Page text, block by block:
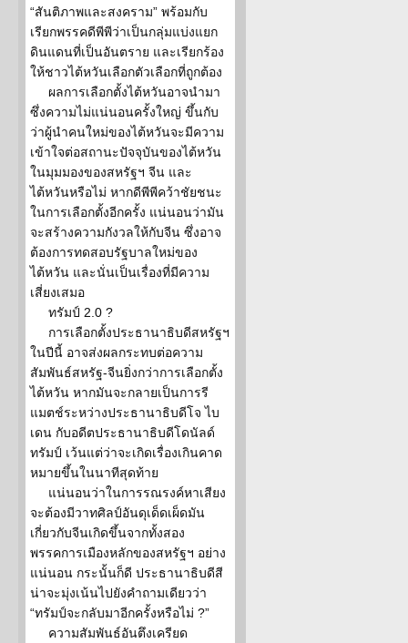
“สันติภาพและสงคราม” พร้อมกับ
เรียกพรรคดีพีพีว่าเป็นกลุ่มแบ่งแยก
ดินแดนที่เป็นอันตราย และเรียกร้อง
ให้ชาวไต้หวันเลือกตัวเลือกที่ถูกต้อง
ผลการเลือกตั้งไต้หวันอาจนำมา
ซึ่งความไม่แน่นอนครั้งใหญ่ ขึ้นกับ
ว่าผู้นำคนใหม่ของไต้หวันจะมีความ
เข้าใจต่อสถานะปัจจุบันของไต้หวัน
ในมุมมองของสหรัฐฯ จีน และ
ไต้หวันหรือไม่ หากดีพีพีคว้าชัยชนะ
ในการเลือกตั้งอีกครั้ง แน่นอนว่ามัน
จะสร้างความกังวลให้กับจีน ซึ่งอาจ
ต้องการทดสอบรัฐบาลใหม่ของ
ไต้หวัน และนั่นเป็นเรื่องที่มีความ
เสี่ยงเสมอ
ทรัมป์ 2.0 ?
การเลือกตั้งประธานาธิบดีสหรัฐฯ
ในปีนี้ อาจส่งผลกระทบต่อความ
สัมพันธ์สหรัฐ-จีนยิ่งกว่าการเลือกตั้ง
ไต้หวัน หากมันจะกลายเป็นการรี
แมตช์ระหว่างประธานาธิบดีโจ ไบ
เดน กับอดีตประธานาธิบดีโดนัลด์
ทรัมป์ เว้นแต่ว่าจะเกิดเรื่องเกินคาด
หมายขึ้นในนาทีสุดท้าย
แน่นอนว่าในการรณรงค์หาเสียง
จะต้องมีวาทศิลป์อันดุเด็ดเผ็ดมัน
เกี่ยวกับจีนเกิดขึ้นจากทั้งสอง
พรรคการเมืองหลักของสหรัฐฯ อย่าง
แน่นอน กระนั้นก็ดี ประธานาธิบดีสี
น่าจะมุ่งเน้นไปยังคำถามเดียวว่า
“ทรัมป์จะกลับมาอีกครั้งหรือไม่ ?”
ความสัมพันธ์อันตึงเครียด